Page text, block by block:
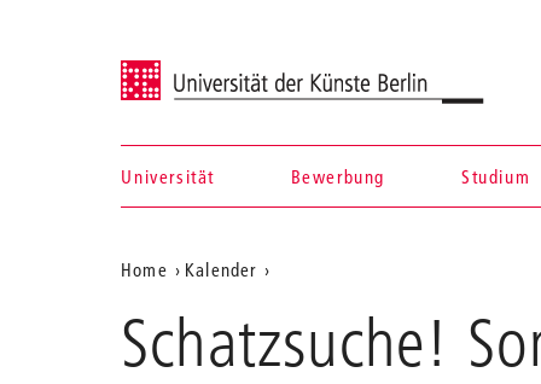
Universität der Künste Berlin
Navigation &
Suche
Universität Bewerbung Studium
Aktuelle
Position
auf
Home
Kalender
Sommerkonzert
der
DoMinis
Schatzsuche!